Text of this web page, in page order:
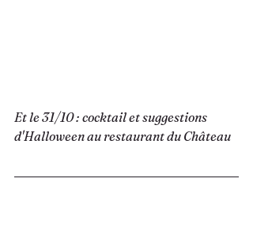
Et le 31/10 : cocktail et suggestions
d'Halloween au restaurant du Château